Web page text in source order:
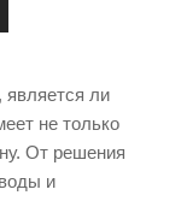
является ли
не только
От решения
и